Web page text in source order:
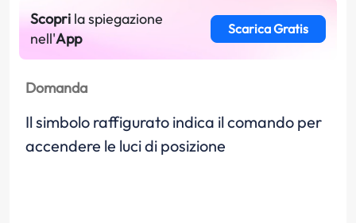
Scopri la spiegazione
nell'App
Scarica Gratis
Domanda
Il simbolo raffigurato indica il comando per
accendere le luci di posizione